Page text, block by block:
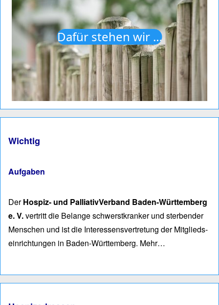
Dafür stehen wir …
Wichtig
Aufgaben
DerHospiz- und PalliativVerband Baden-Württemberg
e. V.vertritt die Belan­ge schwerst­kranker und ster­ben­der
Men­schen und ist die Interessens­vertre­tung der Mitglieds­
einrich­tungen in Baden-Würt­tem­berg. Mehr…